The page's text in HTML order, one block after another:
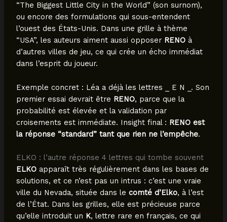
“The Biggest Little City in the World” (son surnom),
ou encore des formulations qui sous-entendent
l’ouest des États-Unis. Dans une grille à thème
“USA”, les auteurs aiment aussi opposer RENOà
d’autres villes de jeu, ce qui crée un écho immédiat
dans l’esprit du joueur.
Exemple concret : Léa a déjà les lettres _ E N _. Son
premier essai devrait être RENO, parce que la
probabilité est élevée et la validation par
croisements est immédiate. Insight final : RENO est
la réponse “standard” tant que rien ne l’empêche.
ELKO : l’autre réponse 4 lettres qui tombe souvent
ELKOapparaît très régulièrement dans les bases de
solutions, et ce n’est pas un intrus : c’est une vraie
ville du Nevada, située dans le comté d’Elko, à l’est
de l’État. Dans les grilles, elle est précieuse parce
qu’elle introduit un K, lettre rare en français, ce qui